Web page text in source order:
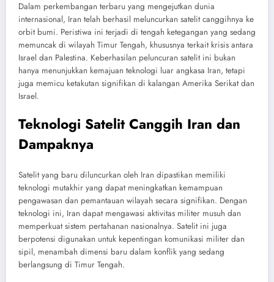
Dalam perkembangan terbaru yang mengejutkan dunia
internasional, Iran telah berhasil meluncurkan satelit canggihnya ke
orbit bumi. Peristiwa ini terjadi di tengah ketegangan yang sedang
memuncak di wilayah Timur Tengah, khususnya terkait krisis antara
Israel dan Palestina. Keberhasilan peluncuran satelit ini bukan
hanya menunjukkan kemajuan teknologi luar angkasa Iran, tetapi
juga memicu ketakutan signifikan di kalangan Amerika Serikat dan
Israel.
Teknologi Satelit Canggih Iran dan
Dampaknya
Satelit yang baru diluncurkan oleh Iran dipastikan memiliki
teknologi mutakhir yang dapat meningkatkan kemampuan
pengawasan dan pemantauan wilayah secara signifikan. Dengan
teknologi ini, Iran dapat mengawasi aktivitas militer musuh dan
memperkuat sistem pertahanan nasionalnya. Satelit ini juga
berpotensi digunakan untuk kepentingan komunikasi militer dan
sipil, menambah dimensi baru dalam konflik yang sedang
berlangsung di Timur Tengah.